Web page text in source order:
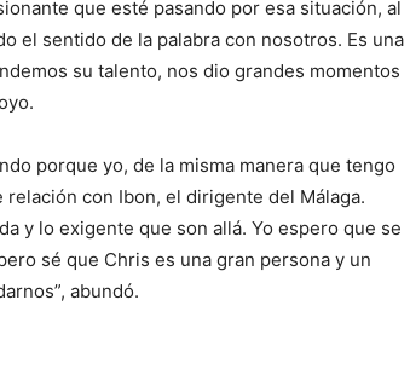
que esté pasando por esa situación, al
el sentido de la palabra con nosotros. Es una
su talento, nos dio grandes momentos
porque yo, de la misma manera que tengo
con Ibon, el dirigente del Málaga.
y lo exigente que son allá. Yo espero que se
sé que Chris es una gran persona y un
abundó.